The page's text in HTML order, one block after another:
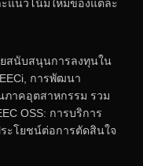
แนวโน้มใหม่ของแต่ละ
สนับสนุนการลงทุนใน
การพัฒนา
ภาคอุตสาหกรรม รวม
OSS: การบริการ
ะโยชน์ต่อการตัดสินใจ